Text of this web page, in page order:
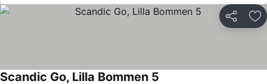
Del
Scandic Go, Lilla Bommen 5